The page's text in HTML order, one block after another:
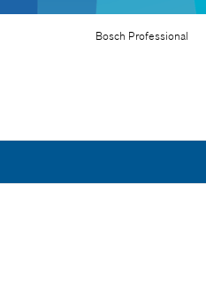
Bosch Professional